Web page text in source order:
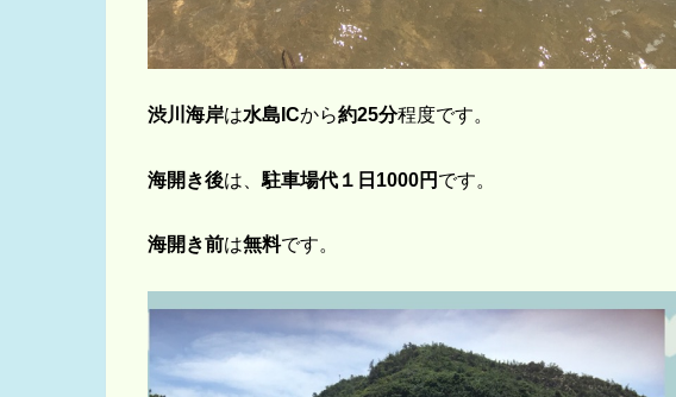
渋川海岸は水島ICから約25分程度です。
海開き後は、 駐車場代１日1000円 です。
海開き前は無料です。